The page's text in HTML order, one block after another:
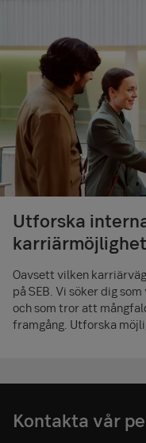
intervjuerna kommer
chefen, en HR-
framtida teamet och
bakgrundskontrollen
av eventuella externa
anställningsavtalet.
kandidatupplevelsen
rekryteringsprocessen
Utforska
Oavsett vilken
på SEB. Vi söker dig
och som tror att
framgång. Utforska
Kontakta vår